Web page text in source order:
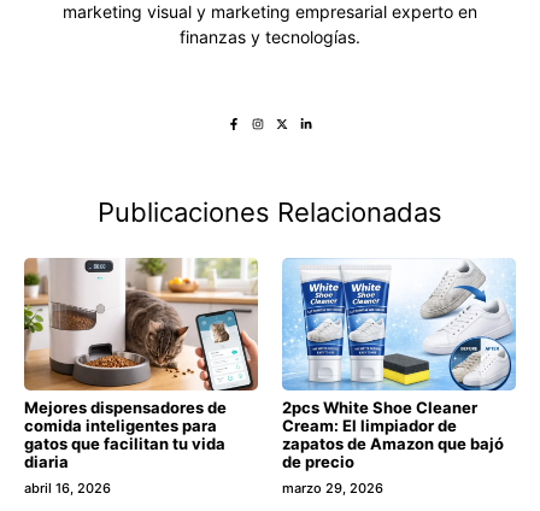
marketing visual y marketing empresarial experto en
finanzas y tecnologías.
Publicaciones Relacionadas
Mejores dispensadores de
comida inteligentes para
gatos que facilitan tu vida
diaria
abril 16, 2026
2pcs White Shoe Cleaner
Cream: El limpiador de
zapatos de Amazon que bajó
de precio
marzo 29, 2026